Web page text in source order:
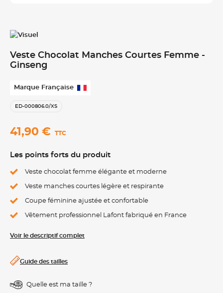
Veste Chocolat Manches Courtes Femme -
Ginseng
Marque Française
ED-000806.0/XS
41,90 € TTC
Les points forts du produit
Veste chocolat femme élégante et moderne
Veste manches courtes légère et respirante
Coupe féminine ajustée et confortable
Vêtement professionnel Lafont fabriqué en France
Voir le descriptif complet
Guide des tailles
Quelle est ma taille ?